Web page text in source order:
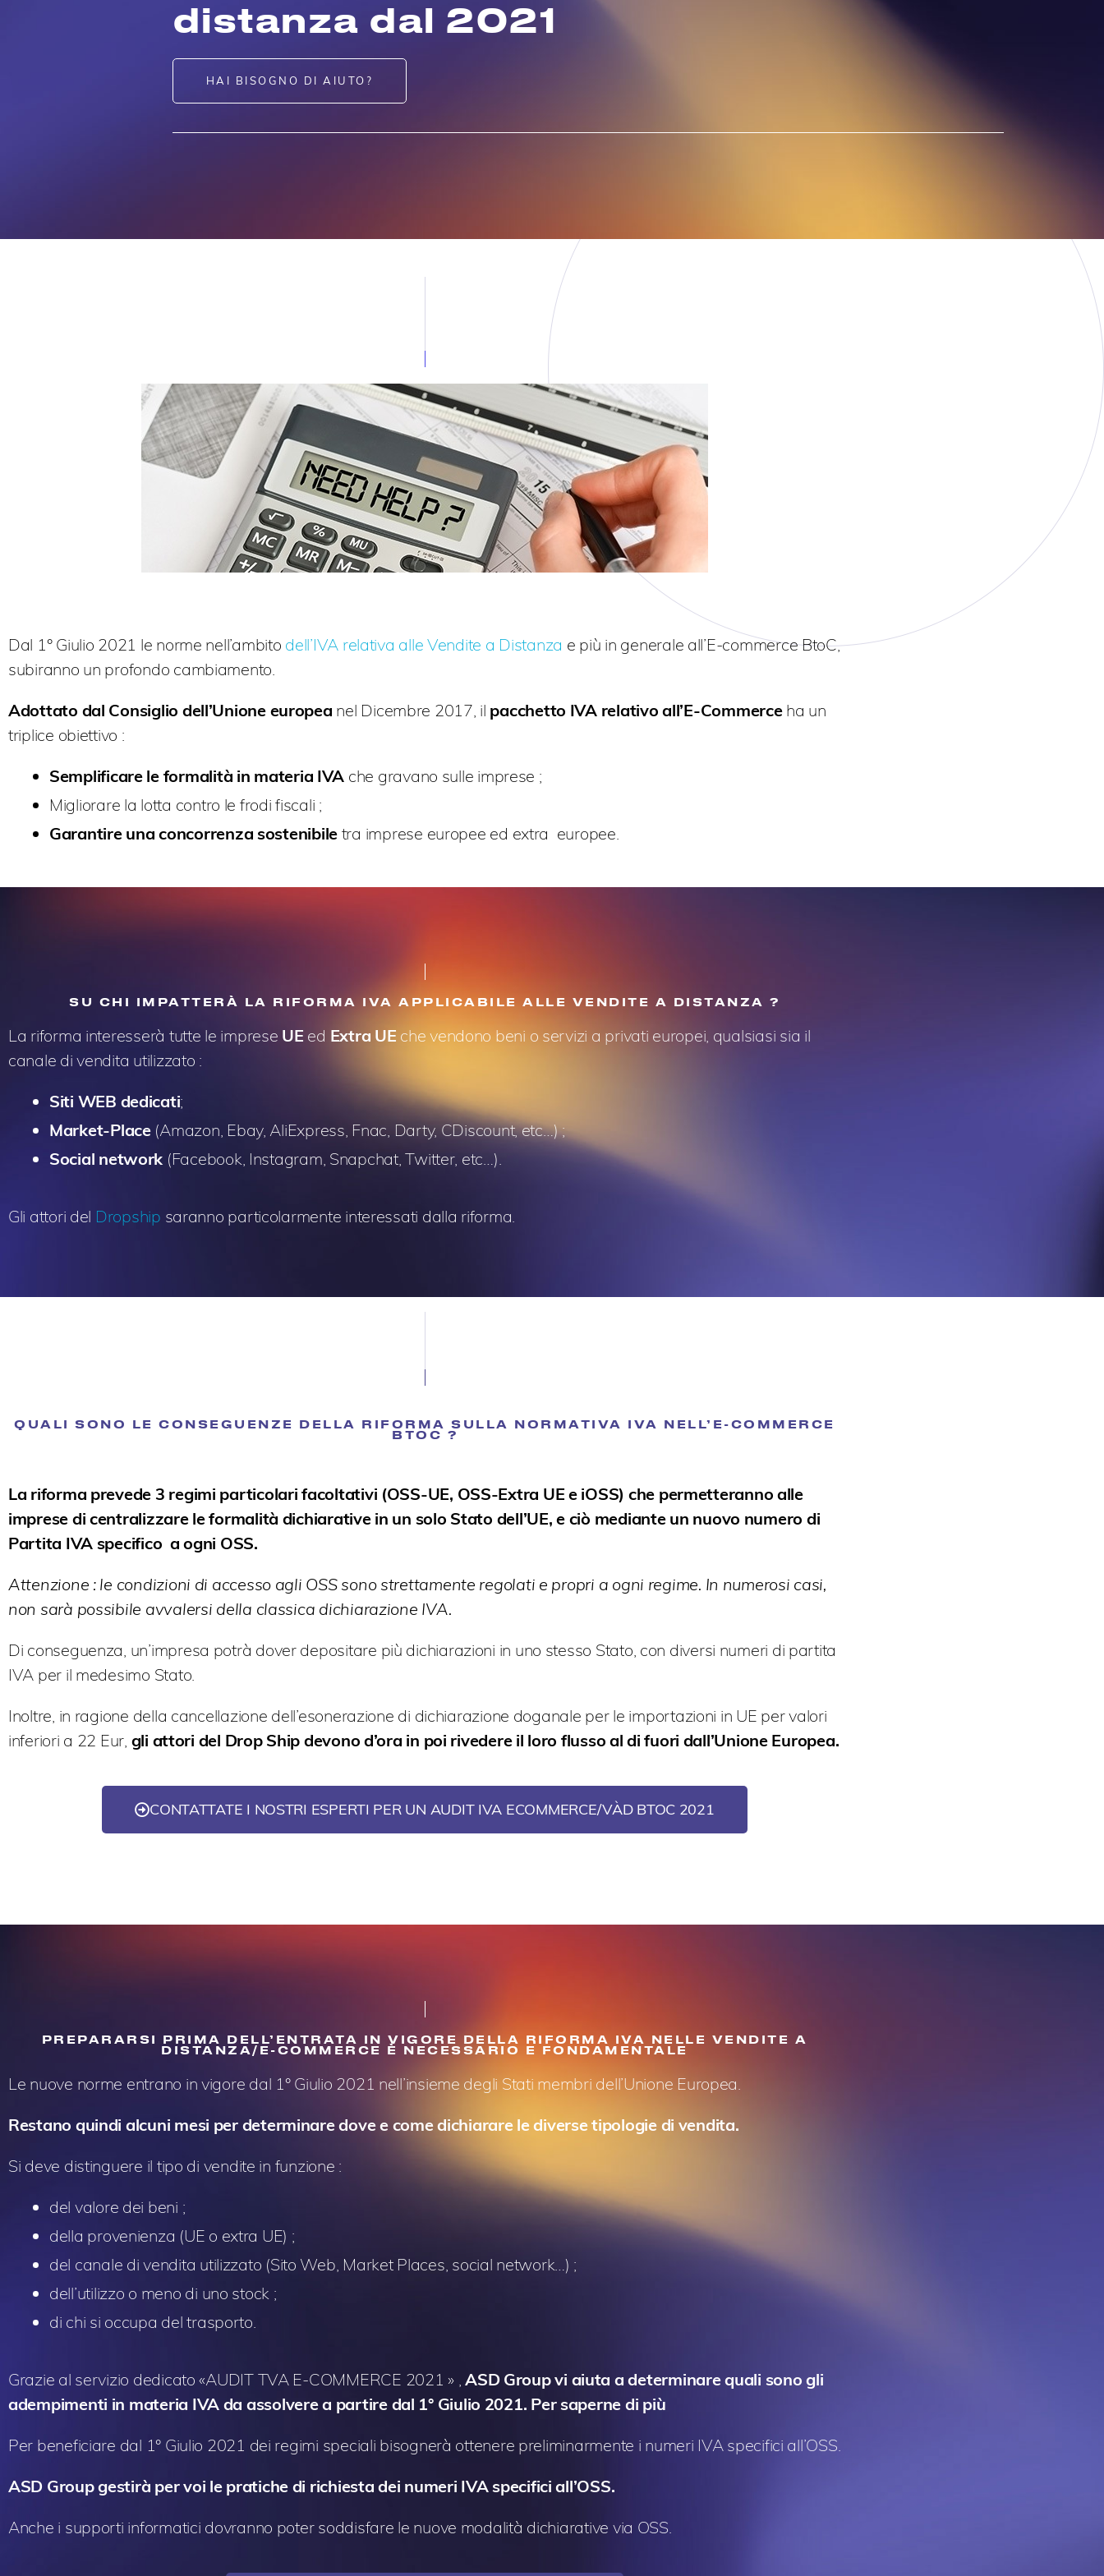
distanza dal 2021
HAI BISOGNO DI AIUTO?
Dal 1° Giulio 2021 le norme nell’ambito dell’IVA relativa alle Vendite a Distanza e più in generale all’E-commerce BtoC,
subiranno un profondo cambiamento.
Adottato dal Consiglio dell’Unione europea nel Dicembre 2017, il pacchetto IVA relativo all’E-Commerceha un
triplice obiettivo :
Semplificare le formalità in materia IVA che gravano sulle imprese ;
Migliorare la lotta contro le frodi fiscali ;
Garantire una concorrenza sostenibile tra imprese europee ed extra europee.
SU CHI IMPATTERÀ LA RIFORMA IVA APPLICABILE ALLE VENDITE A DISTANZA ?
La riforma interesserà tutte le imprese UE ed Extra UE che vendono beni o servizi a privati europei, qualsiasi sia il
canale di vendita utilizzato :
Siti WEB dedicati;
Market-Place(Amazon, Ebay, AliExpress, Fnac, Darty, CDiscount, etc…) ;
Social network (Facebook, Instagram, Snapchat, Twitter, etc…).
Gli attori del Dropship saranno particolarmente interessati dalla riforma.
QUALI SONO LE CONSEGUENZE DELLA RIFORMA SULLA NORMATIVA IVA NELL’E-COMMERCE
BTOC ?
La riforma prevede 3 regimi particolari facoltativi (OSS-UE, OSS-Extra UE e iOSS) che permetteranno alle
imprese di centralizzare le formalità dichiarative in un solo Stato dell’UE, e ciò mediante un nuovo numero di
Partita IVA specifico a ogni OSS.
Attenzione : le condizioni di accesso agli OSS sono strettamente regolati e propri a ogni regime. In numerosi casi,
non sarà possibile avvalersi della classica dichiarazione IVA.
Di conseguenza, un’impresa potrà dover depositare più dichiarazioni in uno stesso Stato, con diversi numeri di partita
IVA per il medesimo Stato.
Inoltre, in ragione della cancellazione dell’esonerazione di dichiarazione doganale per le importazioni in UE per valori
inferiori a 22 Eur, gli attori del Drop Ship devono d’ora in poi rivedere il loro flusso al di fuori dall’Unione Europea.
CONTATTATE I NOSTRI ESPERTI PER UN AUDIT IVA ECOMMERCE/VÀD BTOC 2021
PREPARARSI PRIMA DELL’ENTRATA IN VIGORE DELLA RIFORMA IVA NELLE VENDITE A
DISTANZA/E-COMMERCE È NECESSARIO E FONDAMENTALE
Le nuove norme entrano in vigore dal 1° Giulio 2021 nell’insieme degli Stati membri dell’Unione Europea.
Restano quindi alcuni mesi per determinare dove e come dichiarare le diverse tipologie di vendita.
Si deve distinguere il tipo di vendite in funzione :
del valore dei beni ;
della provenienza (UE o extra UE) ;
del canale di vendita utilizzato (Sito Web, Market Places, social network…) ;
dell’utilizzo o meno di uno stock ;
di chi si occupa del trasporto.
Grazie al servizio dedicato «AUDIT TVA E-COMMERCE 2021 » ,ASD Group vi aiuta a determinare quali sono gli
adempimenti in materia IVA da assolvere a partire dal 1° Giulio 2021. Per saperne di più
Per beneficiare dal 1° Giulio 2021 dei regimi speciali bisognerà ottenere preliminarmente i numeri IVA specifici all’OSS.
ASD Group gestirà per voi le pratiche di richiesta dei numeri IVA specifici all’OSS.
Anche i supporti informatici dovranno poter soddisfare le nuove modalità dichiarative via OSS.